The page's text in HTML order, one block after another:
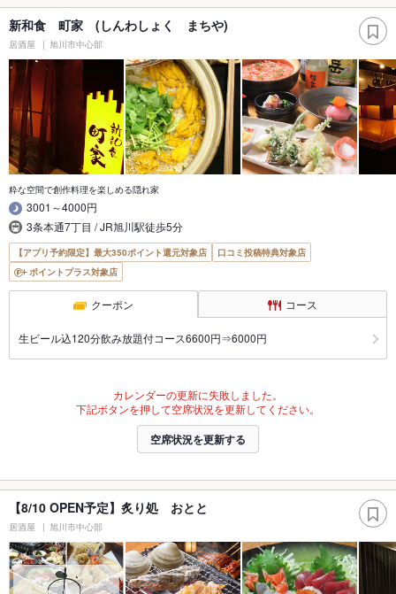
新和食 町家 (しんわしょく まちや)
居酒屋 旭川市中心部
粋な空間で創作料理を楽しめる隠れ家
3001～4000円
3条本通7丁目 / JR旭川駅徒歩5分
【アプリ予約限定】最大350ポイント還元対象店
口コミ投稿特典対象店
ポイントプラス対象店
クーポン コース
生ビール込120分飲み放題付コース6600円⇒6000円
カレンダーの更新に失敗しました。
下記ボタンを押して空席状況を更新してください。
空席状況を更新する
【8/10 OPEN予定】炙り処 おとと
居酒屋 旭川市中心部